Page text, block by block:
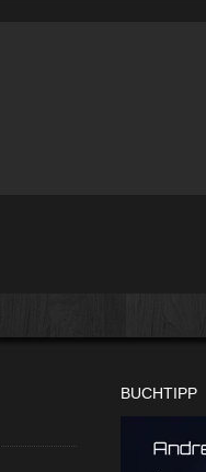
BUCHTIPP